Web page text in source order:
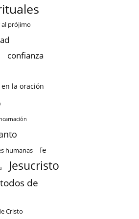
prójimo
confianza
la oración
humanas fe
Jesucristo
de
Cristo